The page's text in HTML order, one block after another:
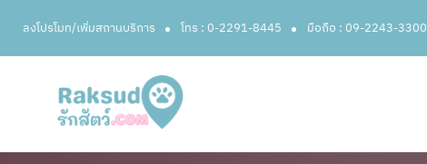
ลงโปรโมท/เพิ่มสถานบริการ โทร : 0-2291-8445 มือถือ : 09-2243-3300